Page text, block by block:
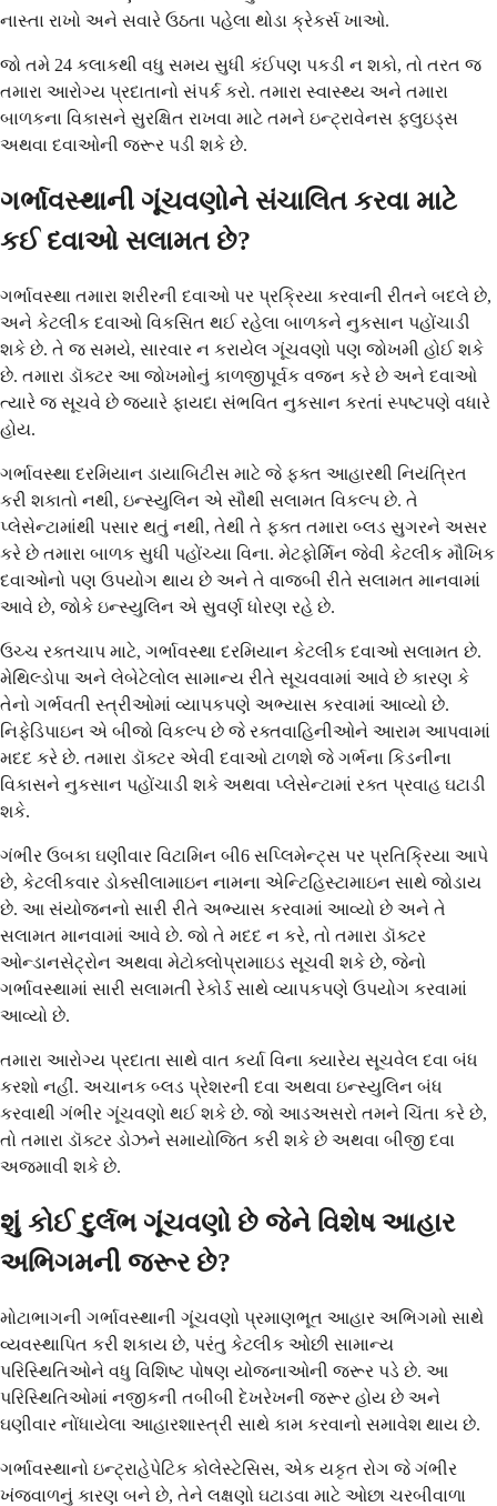
નાસ્તા રાખો અને સવારે ઉઠતા પહેલા થોડા ક્રેકર્સ ખાઓ.
જો તમે 24 કલાકથી વધુ સમય સુધી કંઈપણ પકડી ન શકો, તો તરત જ
તમારા આરોગ્ય પ્રદાતાનો સંપર્ક કરો. તમારા સ્વાસ્થ્ય અને તમારા
બાળકના વિકાસને સુરક્ષિત રાખવા માટે તમને ઇન્ટ્રાવેનસ ફ્લુઇડ્સ
અથવા દવાઓની જરૂર પડી શકે છે.
ગર્ભાવસ્થાની ગૂંચવણોને સંચાલિત કરવા માટે
કઈ દવાઓ સલામત છે?
ગર્ભાવસ્થા તમારા શરીરની દવાઓ પર પ્રક્રિયા કરવાની રીતને બદલે છે,
અને કેટલીક દવાઓ વિકસિત થઈ રહેલા બાળકને નુકસાન પહોંચાડી
શકે છે. તે જ સમયે, સારવાર ન કરાયેલ ગૂંચવણો પણ જોખમી હોઈ શકે
છે. તમારા ડૉક્ટર આ જોખમોનું કાળજીપૂર્વક વજન કરે છે અને દવાઓ
ત્યારે જ સૂચવે છે જ્યારે ફાયદા સંભવિત નુકસાન કરતાં સ્પષ્ટપણે વધારે
હોય.
ગર્ભાવસ્થા દરમિયાન ડાયાબિટીસ માટે જે ફક્ત આહારથી નિયંત્રિત
કરી શકાતો નથી, ઇન્સ્યુલિન એ સૌથી સલામત વિકલ્પ છે. તે
પ્લેસેન્ટામાંથી પસાર થતું નથી, તેથી તે ફક્ત તમારા બ્લડ સુગરને અસર
કરે છે તમારા બાળક સુધી પહોંચ્યા વિના. મેટફોર્મિન જેવી કેટલીક મૌખિક
દવાઓનો પણ ઉપયોગ થાય છે અને તે વાજબી રીતે સલામત માનવામાં
આવે છે, જોકે ઇન્સ્યુલિન એ સુવર્ણ ધોરણ રહે છે.
ઉચ્ચ રક્તચાપ માટે, ગર્ભાવસ્થા દરમિયાન કેટલીક દવાઓ સલામત છે.
મેથિલ્ડોપા અને લેબેટેલોલ સામાન્ય રીતે સૂચવવામાં આવે છે કારણ કે
તેનો ગર્ભવતી સ્ત્રીઓમાં વ્યાપકપણે અભ્યાસ કરવામાં આવ્યો છે.
નિફેડિપાઇન એ બીજો વિકલ્પ છે જે રક્તવાહિનીઓને આરામ આપવામાં
મદદ કરે છે. તમારા ડૉક્ટર એવી દવાઓ ટાળશે જે ગર્ભના કિડનીના
વિકાસને નુકસાન પહોંચાડી શકે અથવા પ્લેસેન્ટામાં રક્ત પ્રવાહ ઘટાડી
શકે.
ગંભીર ઉબકા ઘણીવાર વિટામિન બી6 સપ્લિમેન્ટ્સ પર પ્રતિક્રિયા આપે
છે, કેટલીકવાર ડોક્સીલામાઇન નામના એન્ટિહિસ્ટામાઇન સાથે જોડાય
છે. આ સંયોજનનો સારી રીતે અભ્યાસ કરવામાં આવ્યો છે અને તે
સલામત માનવામાં આવે છે. જો તે મદદ ન કરે, તો તમારા ડૉક્ટર
ઓન્ડાનસેટ્રોન અથવા મેટોક્લોપ્રામાઇડ સૂચવી શકે છે, જેનો
ગર્ભાવસ્થામાં સારી સલામતી રેકોર્ડ સાથે વ્યાપકપણે ઉપયોગ કરવામાં
આવ્યો છે.
તમારા આરોગ્ય પ્રદાતા સાથે વાત કર્યા વિના ક્યારેય સૂચવેલ દવા બંધ
કરશો નહીં. અચાનક બ્લડ પ્રેશરની દવા અથવા ઇન્સ્યુલિન બંધ
કરવાથી ગંભીર ગૂંચવણો થઈ શકે છે. જો આડઅસરો તમને ચિંતા કરે છે,
તો તમારા ડૉક્ટર ડોઝને સમાયોજિત કરી શકે છે અથવા બીજી દવા
અજમાવી શકે છે.
શું કોઈ દુર્લભ ગૂંચવણો છે જેને વિશેષ આહાર
અભિગમની જરૂર છે?
મોટાભાગની ગર્ભાવસ્થાની ગૂંચવણો પ્રમાણભૂત આહાર અભિગમો સાથે
વ્યવસ્થાપિત કરી શકાય છે, પરંતુ કેટલીક ઓછી સામાન્ય
પરિસ્થિતિઓને વધુ વિશિષ્ટ પોષણ યોજનાઓની જરૂર પડે છે. આ
પરિસ્થિતિઓમાં નજીકની તબીબી દેખરેખની જરૂર હોય છે અને
ઘણીવાર નોંધાયેલા આહારશાસ્ત્રી સાથે કામ કરવાનો સમાવેશ થાય છે.
ગર્ભાવસ્થાનો ઇન્ટ્રાહેપેટિક કોલેસ્ટેસિસ, એક યકૃત રોગ જે ગંભીર
ખંજવાળનું કારણ બને છે, તેને લક્ષણો ઘટાડવા માટે ઓછા ચરબીવાળા